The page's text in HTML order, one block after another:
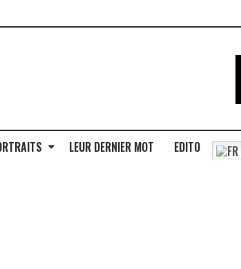
LEUR DERNIER MOT EDITO